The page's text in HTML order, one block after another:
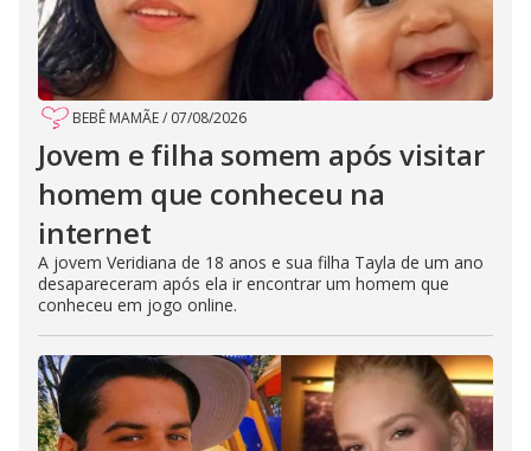
BEBÊ MAMÃE/ 07/08/2026
Jovem e filha somem após visitar
homem que conheceu na
internet
A jovem Veridiana de 18 anos e sua filha Tayla de um ano
desapareceram após ela ir encontrar um homem que
conheceu em jogo online.